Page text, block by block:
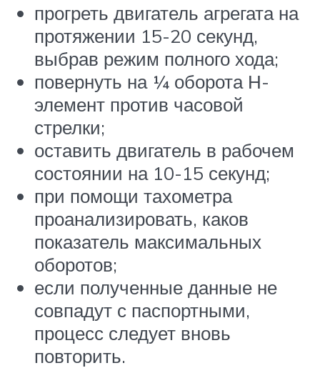
прогреть двигатель агрегата на
протяжении 15-20 секунд,
выбрав режим полного хода;
повернуть на ¼ оборота Н-
элемент против часовой
стрелки;
оставить двигатель в рабочем
состоянии на 10-15 секунд;
при помощи тахометра
проанализировать, каков
показатель максимальных
оборотов;
если полученные данные не
совпадут с паспортными,
процесс следует вновь
повторить.